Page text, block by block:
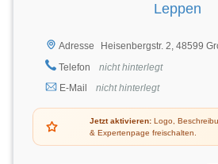
Leppen
Adresse
Heisenbergstr. 2, 48599
Telefon
nicht hinterlegt
E-Mail
nicht hinterlegt
Jetzt aktivieren: Logo,
& Expertenpage freischalten.